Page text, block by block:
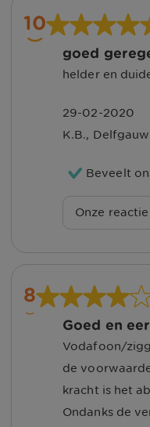
Hartelijk
dat u ons
verlopen.
10
goed
helder en
29-02-2020
K.B., Delfgauw
Beveelt
Onze reactie
Wat een
hiervoor!
bent over
Met
8
Goed en
Vodafoon/
de
kracht is het
Ondanks de